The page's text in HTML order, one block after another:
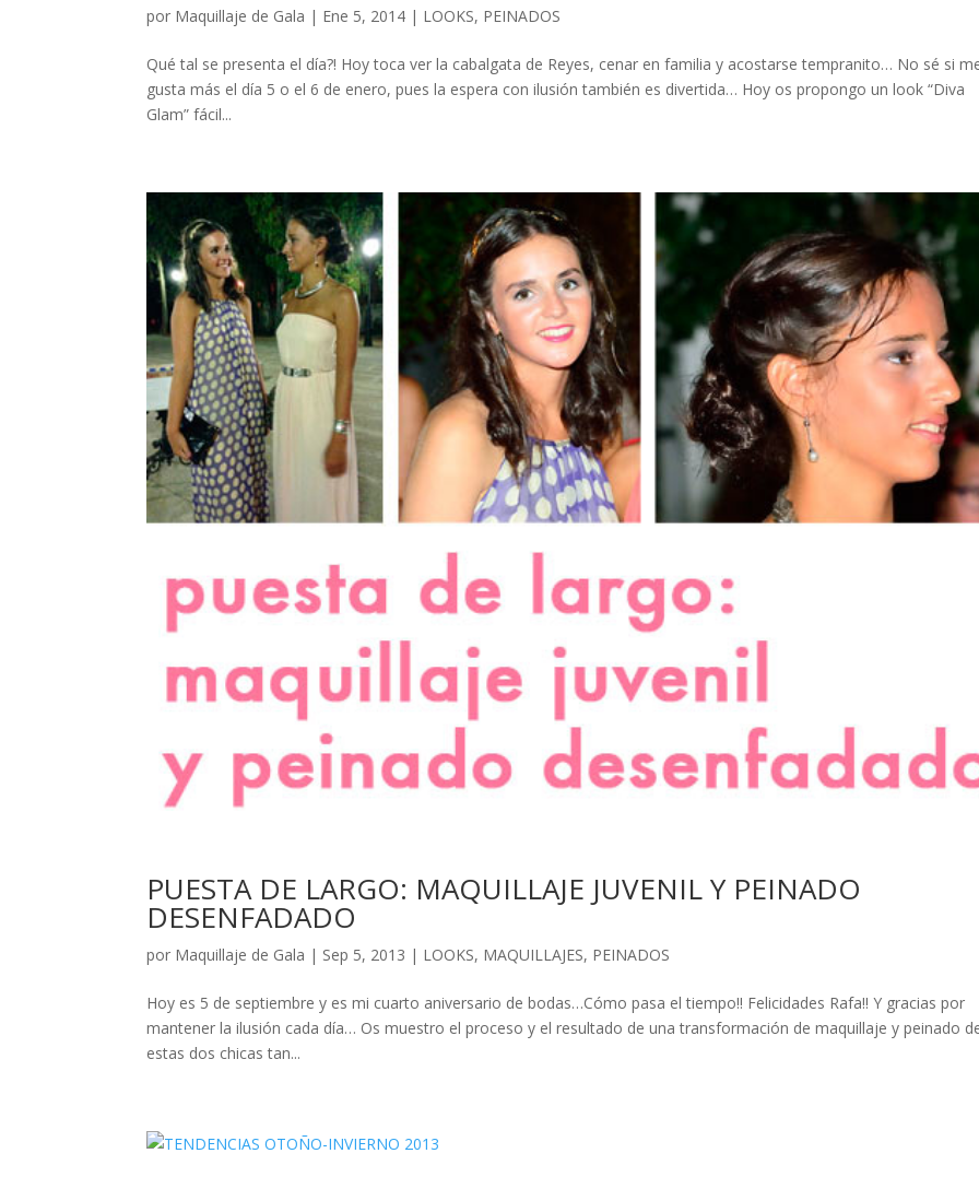
por Maquillaje de Gala | Ene 5, 2014 | LOOKS, PEINADOS
Qué tal se presenta el día?! Hoy toca ver la cabalgata de Reyes, cenar en familia y acostarse tempranito… No sé si
gusta más el día 5 o el 6 de enero, pues la espera con ilusión también es divertida… Hoy os propongo un look “Diva
Glam” fácil...
PUESTA DE LARGO: MAQUILLAJE JUVENIL Y PEINADO
DESENFADADO
por Maquillaje de Gala | Sep 5, 2013 | LOOKS, MAQUILLAJES, PEINADOS
Hoy es 5 de septiembre y es mi cuarto aniversario de bodas…Cómo pasa el tiempo!! Felicidades Rafa!! Y gracias por
mantener la ilusión cada día… Os muestro el proceso y el resultado de una transformación de maquillaje y peinado
estas dos chicas tan...